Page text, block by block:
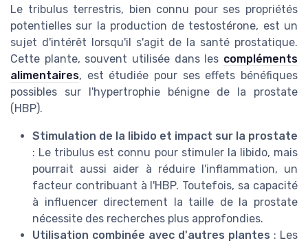
Le tribulus terrestris, bien connu pour ses propriétés
potentielles sur la production de testostérone, est un
sujet d'intérêt lorsqu'il s'agit de la santé prostatique.
Cette plante, souvent utilisée dans les compléments
alimentaires, est étudiée pour ses effets bénéfiques
possibles sur l'hypertrophie bénigne de la prostate
(HBP).
Stimulation de la libido et impact sur la prostate
: Le tribulus est connu pour stimuler la libido, mais
pourrait aussi aider à réduire l'inflammation, un
facteur contribuant à l'HBP. Toutefois, sa capacité
à influencer directement la taille de la prostate
nécessite des recherches plus approfondies.
Utilisation combinée avec d'autres plantes : Les